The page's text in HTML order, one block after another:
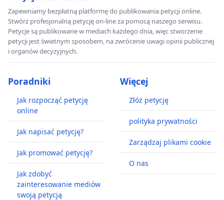
Zapewniamy bezpłatną platformę do publikowania petycji online.
Stwórz profesjonalną petycję on-line za pomocą naszego serwisu.
Petycje są publikowane w mediach każdego dnia, więc stworzenie
petycji jest świetnym sposobem, na zwrócenie uwagi opinii publicznej
i organów decyzyjnych.
Poradniki
Jak rozpocząć petycję
online
Jak napisać petycję?
Jak promować petycję?
Jak zdobyć
zainteresowanie mediów
swoją petycją
Więcej
Złóż petycję
polityka prywatności
Zarządzaj plikami cookie
O nas